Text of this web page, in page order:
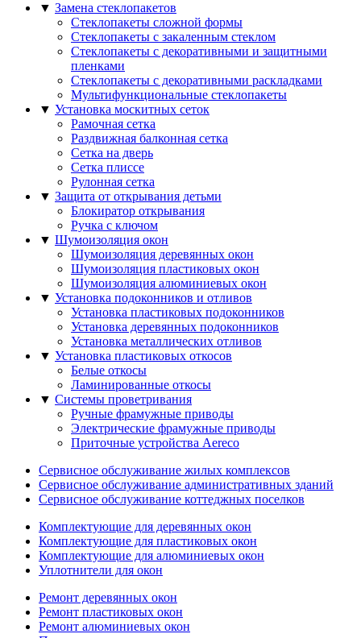
▼ Замена стеклопакетов
Стеклопакеты сложной формы
Стеклопакеты с закаленным стеклом
Стеклопакеты с декоративными и защитными
пленками
Стеклопакеты с декоративными раскладками
Мультифункциональные стеклопакеты
▼ Установка москитных сеток
Рамочная сетка
Раздвижная балконная сетка
Сетка на дверь
Сетка плиссе
Рулонная сетка
▼ Защита от открывания детьми
Блокиратор открывания
Ручка с ключом
▼ Шумоизоляция окон
Шумоизоляция деревянных окон
Шумоизоляция пластиковых окон
Шумоизоляция алюминиевых окон
▼ Установка подоконников и отливов
Установка пластиковых подоконников
Установка деревянных подоконников
Установка металлических отливов
▼ Установка пластиковых откосов
Белые откосы
Ламинированные откосы
▼ Системы проветривания
Ручные фрамужныe приводы
Электрические фрамужныe приводы
Приточные устройства Aereco
Сервисное обслуживание жилых комплексов
Сервисное обслуживание административных зданий
Сервисное обслуживание коттеджных поселков
Комплектующие для деревянных окон
Комплектующие для пластиковых окон
Комплектующие для алюминиевых окон
Уплотнители для окон
Ремонт деревянных окон
Ремонт пластиковых окон
Ремонт алюминиевых окон